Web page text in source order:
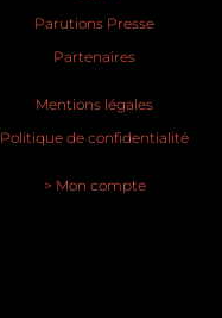
Parutions Presse
Partenaires
Mentions légales
Politique de confidentialité
> Mon compte